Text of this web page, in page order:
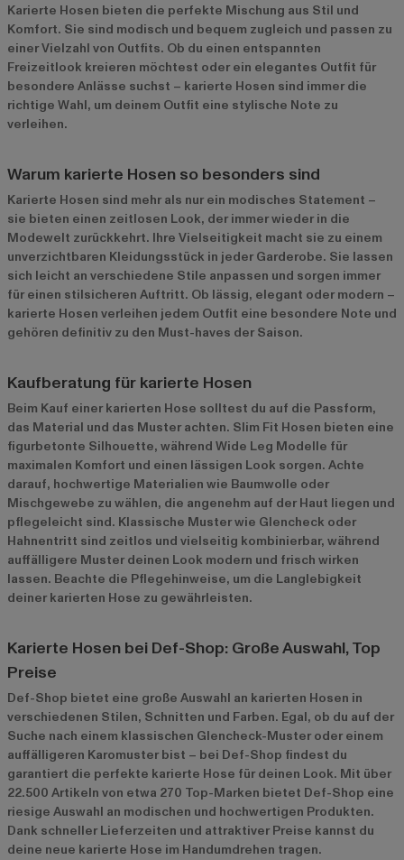
Karierte Hosen bieten die perfekte Mischung aus Stil und
Komfort. Sie sind modisch und bequem zugleich und passen zu
einer Vielzahl von Outfits. Ob du einen entspannten
Freizeitlook kreieren möchtest oder ein elegantes Outfit für
besondere Anlässe suchst – karierte Hosen sind immer die
richtige Wahl, um deinem Outfit eine stylische Note zu
verleihen.
Warum karierte Hosen so besonders sind
Karierte Hosen sind mehr als nur ein modisches Statement –
sie bieten einen zeitlosen Look, der immer wieder in die
Modewelt zurückkehrt. Ihre Vielseitigkeit macht sie zu einem
unverzichtbaren Kleidungsstück in jeder Garderobe. Sie lassen
sich leicht an verschiedene Stile anpassen und sorgen immer
für einen stilsicheren Auftritt. Ob lässig, elegant oder modern –
karierte Hosen verleihen jedem Outfit eine besondere Note und
gehören definitiv zu den Must-haves der Saison.
Kaufberatung für karierte Hosen
Beim Kauf einer karierten Hose solltest du auf die Passform,
das Material und das Muster achten. Slim Fit Hosen bieten eine
figurbetonte Silhouette, während Wide Leg Modelle für
maximalen Komfort und einen lässigen Look sorgen. Achte
darauf, hochwertige Materialien wie Baumwolle oder
Mischgewebe zu wählen, die angenehm auf der Haut liegen und
pflegeleicht sind. Klassische Muster wie Glencheck oder
Hahnentritt sind zeitlos und vielseitig kombinierbar, während
auffälligere Muster deinen Look modern und frisch wirken
lassen. Beachte die Pflegehinweise, um die Langlebigkeit
deiner karierten Hose zu gewährleisten.
Karierte Hosen bei Def-Shop: Große Auswahl, Top
Preise
Def-Shop bietet eine große Auswahl an karierten Hosen in
verschiedenen Stilen, Schnitten und Farben. Egal, ob du auf der
Suche nach einem klassischen Glencheck-Muster oder einem
auffälligeren Karomuster bist – bei Def-Shop findest du
garantiert die perfekte karierte Hose für deinen Look. Mit über
22.500 Artikeln von etwa 270 Top-Marken bietet Def-Shop eine
riesige Auswahl an modischen und hochwertigen Produkten.
Dank schneller Lieferzeiten und attraktiver Preise kannst du
deine neue karierte Hose im Handumdrehen tragen.